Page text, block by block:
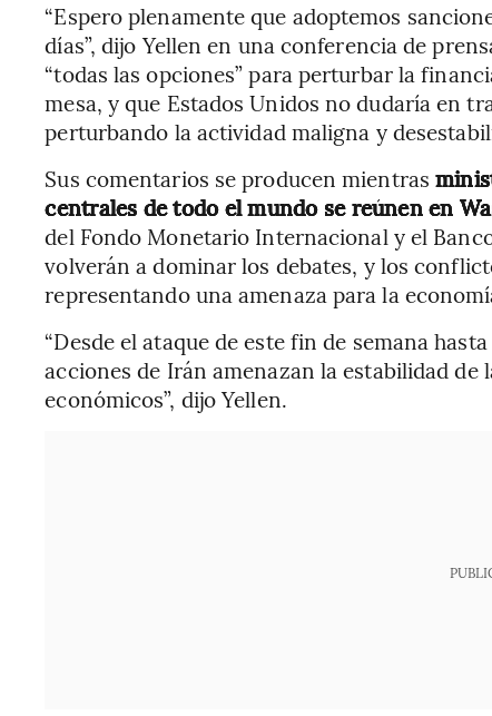
“Espero plenamente que adoptemos
días”, dijo Yellen en una conferencia de
“todas las opciones” para perturbar la
mesa, y que Estados Unidos no dudaría en
perturbando la actividad maligna y
Sus comentarios se producen mientras
centrales de todo el mundo se reúnen en
del Fondo Monetario Internacional y el
volverán a dominar los debates, y los
representando una amenaza para la
“Desde el ataque de este fin de semana
acciones de Irán amenazan la estabilidad
económicos”, dijo Yellen.